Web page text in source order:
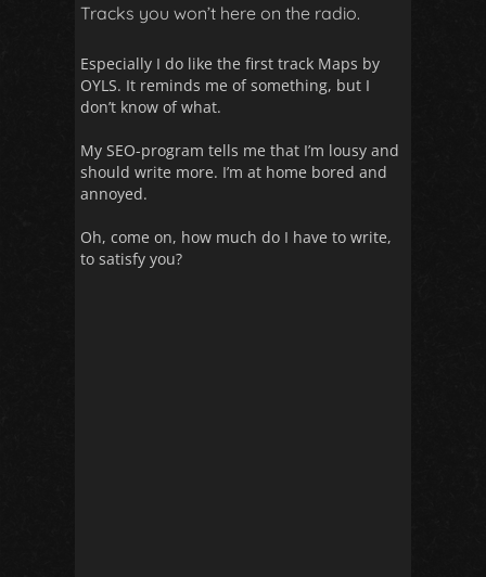
Tracks you won’t here on the radio.
Especially I do like the first track Maps by
OYLS. It reminds me of something, but I
don’t know of what.
My SEO-program tells me that I’m lousy and
should write more. I’m at home bored and
annoyed.
Oh, come on, how much do I have to write,
to satisfy you?